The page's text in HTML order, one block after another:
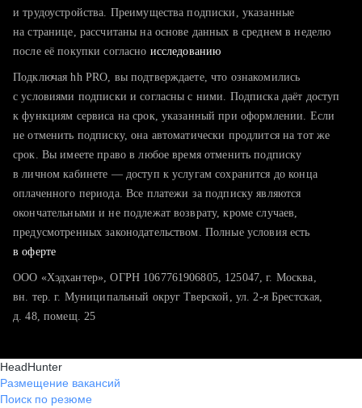
тратите много времени на поиск и вручную поднимаете
хотите сравнить себя с конкурентами и оценить шансы
и трудоустройства. Преимущества подписки, указанные
на странице, рассчитаны на основе данных в среднем в неделю
после её покупки согласно исследованию
Подключая hh PRO, вы подтверждаете, что ознакомились
с условиями подписки и согласны с ними. Подписка даёт доступ
к функциям сервиса на срок, указанный при оформлении. Если
не отменить подписку, она автоматически продлится на тот же
срок. Вы имеете право в любое время отменить подписку
в личном кабинете — доступ к услугам сохранится до конца
оплаченного периода. Все платежи за подписку являются
окончательными и не подлежат возврату, кроме случаев,
предусмотренных законодательством. Полные условия есть
в оферте
ООО «Хэдхантер», ОГРН 1067761906805, 125047, г. Москва,
вн. тер. г. Муниципальный округ Тверской, ул. 2-я Брестская,
д. 48, помещ. 25
HeadHunter
Размещение вакансий
Поиск по резюме